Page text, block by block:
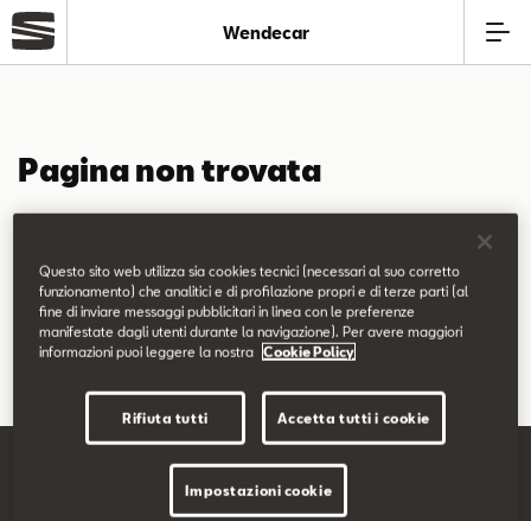
Modelli
Service
Business
Wendecar
Pagina non trovata
Puoi continuare a esplorare il sito usando il menù di navigazione
qui sopra.
Questo sito web utilizza sia cookies tecnici (necessari al suo corretto
funzionamento) che analitici e di profilazione propri e di terze parti (al
fine di inviare messaggi pubblicitari in linea con le preferenze
manifestate dagli utenti durante la navigazione). Per avere maggiori
informazioni puoi leggere la nostra
Cookie Policy
Rifiuta tutti Accetta tutti i cookie
Impostazioni cookie